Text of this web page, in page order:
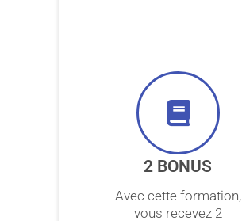
2 BONUS
Avec cette formation,
vous recevez 2